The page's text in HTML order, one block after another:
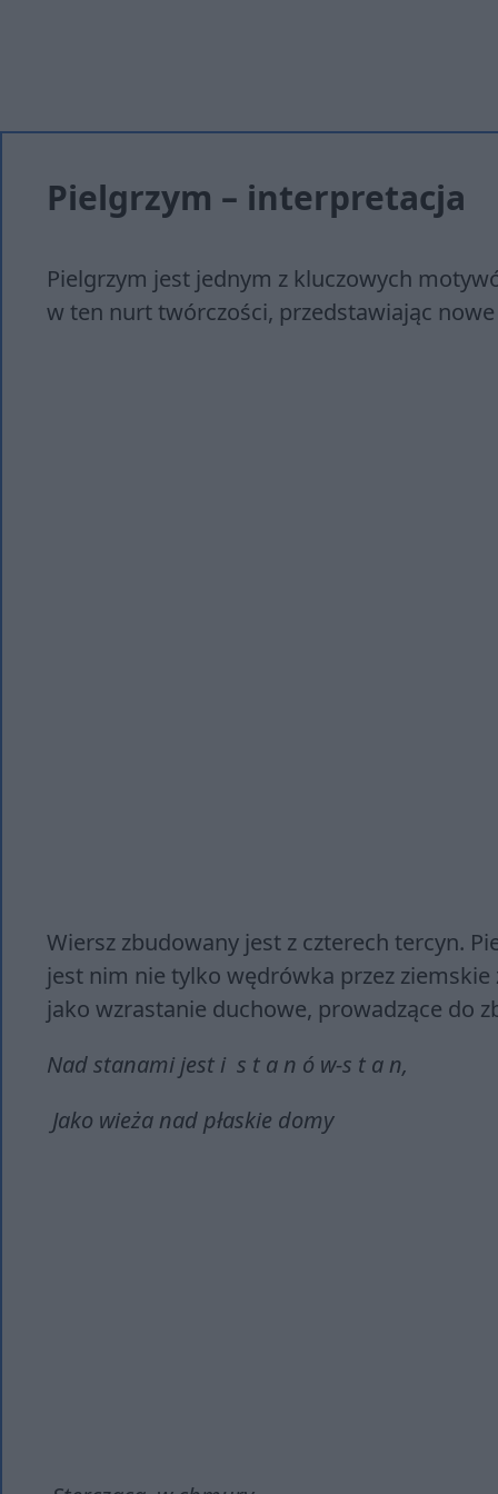
Pielgrzym – interpretacja
Pielgrzym jest jednym z kluczowych
w ten nurt twórczości, przedstawiając
Wiersz zbudowany jest z czterech tercyn.
jest nim nie tylko wędrówka przez
jako wzrastanie duchowe, prowadzące do
Nad stanami jest i s t a n ó w-s t a n,
Jako wieża nad płaskie domy